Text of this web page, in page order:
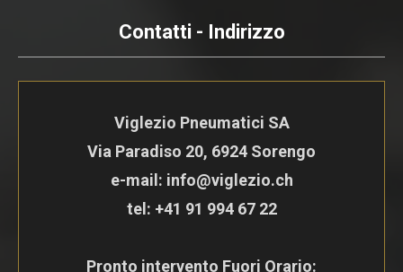
Contatti - Indirizzo
Viglezio Pneumatici SA
Via Paradiso 20, 6924 Sorengo
e-mail: info@viglezio.ch
tel: +41 91 994 67 22
Pronto intervento Fuori Orario: